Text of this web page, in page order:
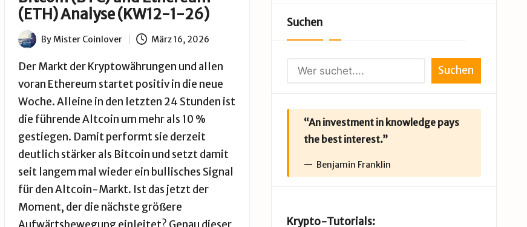
(ETH) Analyse (KW12-1-26)
Posted
by
By Mister Coinlover März 16, 2026
Der Markt der Kryptowährungen und allen
voran Ethereum startet positiv in die neue
Woche. Alleine in den letzten 24 Stunden ist
die führende Altcoin um mehr als 10 %
gestiegen. Damit performt sie derzeit
deutlich stärker als Bitcoin und setzt damit
seit langem mal wieder ein bullisches Signal
für den Altcoin-Markt. Ist das jetzt der
Moment, der die nächste größere
Suchen
Suchen
“An investment in knowledge pays
the best interest.”
Benjamin Franklin
Krypto-Tutorials: